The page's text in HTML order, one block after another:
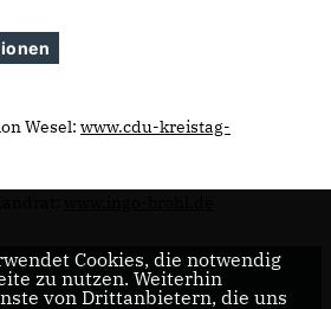
Wesel: www.cdu-kreistag-
Cookies, die notwendig
zu nutzen. Weiterhin
von Drittanbietern, die uns